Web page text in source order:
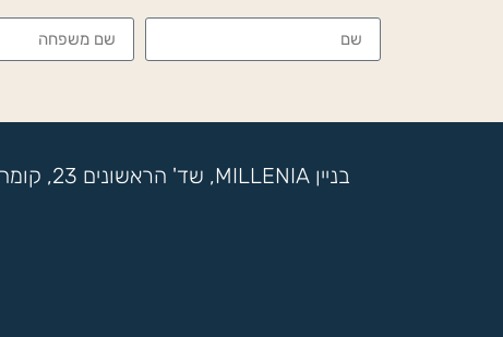
בניין MILLENIA, שד' הראשונים 23, קומה 17, מתחם SOK, ראשון לציון, ת.ד 7722 בני ברק | טלפון: